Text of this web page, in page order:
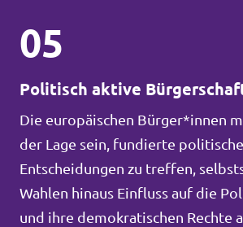
05
Politisch aktive
Die europäischen Bürger*innen
der Lage sein, fundierte politische
Entscheidungen zu treffen,
Wahlen hinaus Einfluss auf die
und ihre demokratischen Rechte